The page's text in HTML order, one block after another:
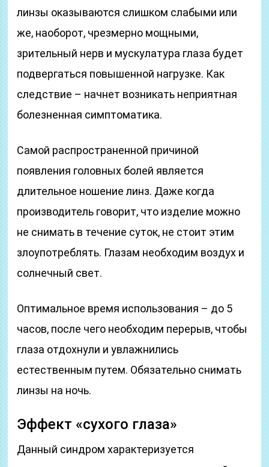
линзы оказываются слишком слабыми или
же, наоборот, чрезмерно мощными,
зрительный нерв и мускулатура глаза будет
подвергаться повышенной нагрузке. Как
следствие – начнет возникать неприятная
болезненная симптоматика.
Самой распространенной причиной
появления головных болей является
длительное ношение линз. Даже когда
производитель говорит, что изделие можно
не снимать в течение суток, не стоит этим
злоупотреблять. Глазам необходим воздух и
солнечный свет.
Оптимальное время использования – до 5
часов, после чего необходим перерыв, чтобы
глаза отдохнули и увлажнились
естественным путем. Обязательно снимать
линзы на ночь.
Эффект «сухого глаза»
Данный синдром характеризуется